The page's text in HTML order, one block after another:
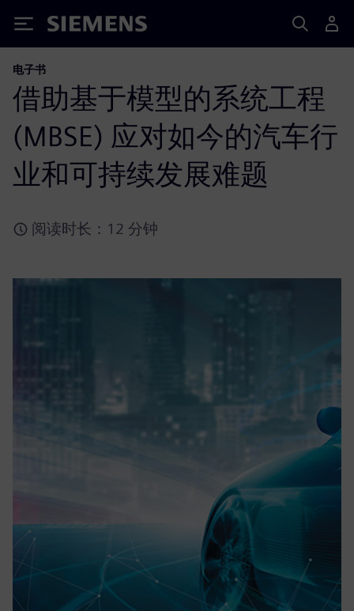
Siemens
电子书
借助基于模型的系统工程
(MBSE) 应对如今的汽车行
业和可持续发展难题
阅读时长：12 分钟